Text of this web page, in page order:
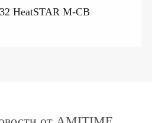
HeatSTAR M-CB